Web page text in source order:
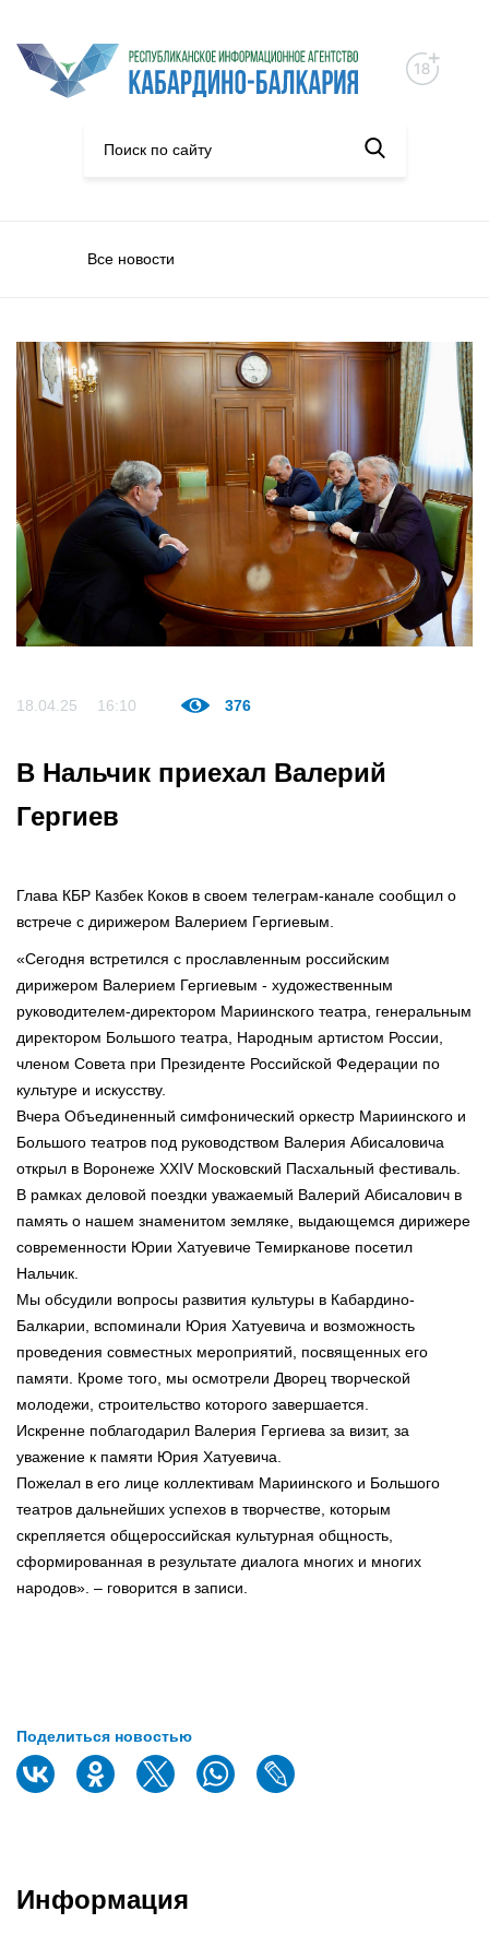
Все новости
Общество
18.04.25 16:10 376
В Нальчик приехал Валерий
Гергиев
Глава КБР Казбек Коков в своем телеграм-канале сообщил о
встрече с дирижером Валерием Гергиевым.
«Сегодня встретился с прославленным российским
дирижером Валерием Гергиевым - художественным
руководителем-директором Мариинского театра, генеральным
директором Большого театра, Народным артистом России,
членом Совета при Президенте Российской Федерации по
культуре и искусству.
Вчера Объединенный симфонический оркестр Мариинского и
Большого театров под руководством Валерия Абисаловича
открыл в Воронеже XХIV Московский Пасхальный фестиваль.
В рамках деловой поездки уважаемый Валерий Абисалович в
память о нашем знаменитом земляке, выдающемся дирижере
современности Юрии Хатуевиче Темирканове посетил
Нальчик.
Мы обсудили вопросы развития культуры в Кабардино-
Балкарии, вспоминали Юрия Хатуевича и возможность
проведения совместных мероприятий, посвященных его
памяти. Кроме того, мы осмотрели Дворец творческой
молодежи, строительство которого завершается.
Искренне поблагодарил Валерия Гергиева за визит, за
уважение к памяти Юрия Хатуевича.
Пожелал в его лице коллективам Мариинского и Большого
театров дальнейших успехов в творчестве, которым
скрепляется общероссийская культурная общность,
сформированная в результате диалога многих и многих
народов». – говорится в записи.
Поделиться новостью
Информация